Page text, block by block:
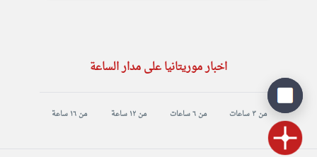
اخبار موريتانيا على مدار الساعة
من ٣ ساعات من ٦ ساعات من ١٢ ساعة من ١٦ ساعة